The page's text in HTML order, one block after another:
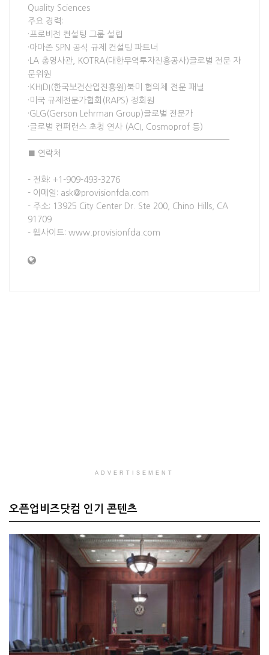
Quality Sciences
주요 경력:
·프로비전 컨설팅 그룹 설립
·아마존 SPN 공식 규제 컨설팅 파트너
·LA 총영사관, KOTRA(대한무역투자진흥공사)글로벌 전문 자
문위원
·KHIDI(한국보건산업진흥원)북미 협의체 전문 패널
·미국 규제전문가협회(RAPS) 정회원
·GLG(Gerson Lehrman Group)글로벌 전문가
·글로벌 컨퍼런스 초청 연사 (ACI, Cosmoprof 등)
————————————————————————————
■ 연락처
- 전화: +1-909-493-3276
- 이메일: ask@provisionfda.com
- 주소: 13925 City Center Dr. Ste 200, Chino Hills, CA
91709
- 웹사이트: www.provisionfda.com
ADVERTISEMENT
오픈업비즈닷컴 인기 콘텐츠